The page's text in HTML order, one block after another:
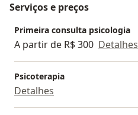
Serviços e preços
Primeira consulta psicologia
A partir de R$ 300 Detalhes
Psicoterapia
Detalhes